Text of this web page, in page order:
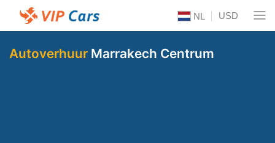
NL USD
Autoverhuur Marrakech Centrum